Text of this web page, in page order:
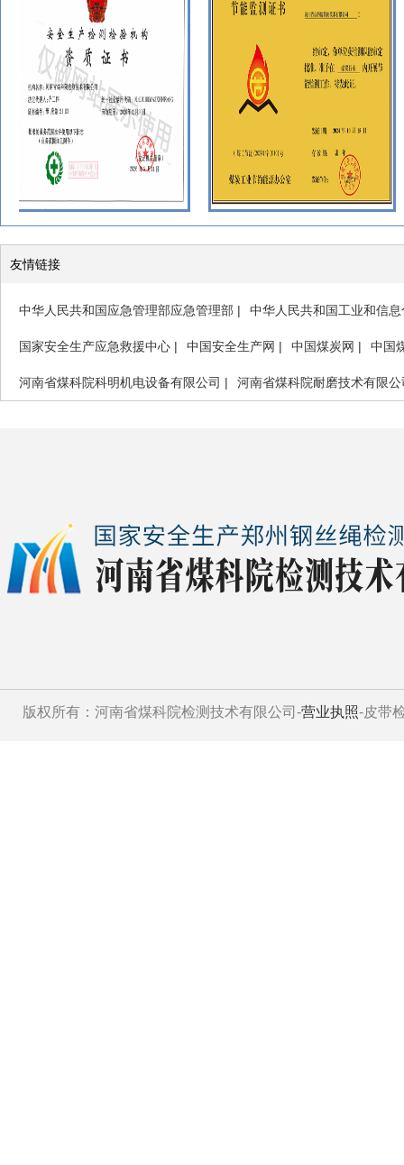
友情链接
中华人民共和国应急管理部应急管理部 | 中华人民共和国工业和信息
国家安全生产应急救援中心 | 中国安全生产网 | 中国煤炭网 | 中国
河南省煤科院科明机电设备有限公司 | 河南省煤科院耐磨技术有限公
版权所有：河南省煤科院检测技术有限公司-营业执照-皮带